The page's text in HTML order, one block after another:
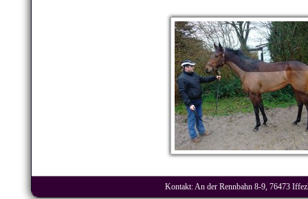
Kontakt: An der Rennbahn 8-9, 76473